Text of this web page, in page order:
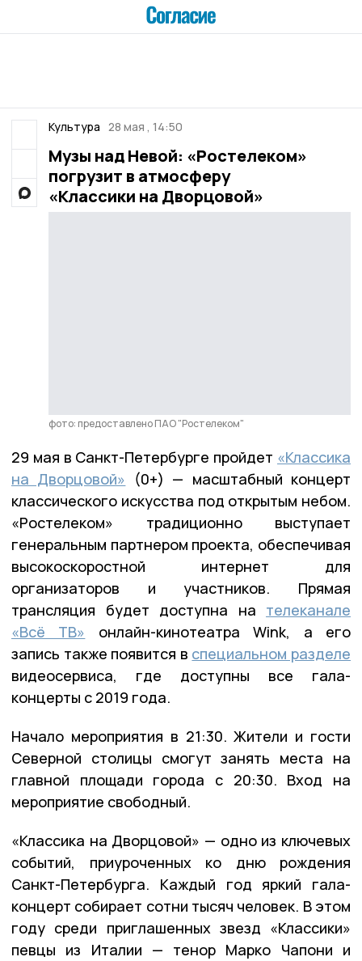
Культура 28 мая , 14:50
Музы над Невой: «Ростелеком»
погрузит в атмосферу
«Классики на Дворцовой»
фото: предоставлено ПАО "Ростелеком"
29 мая в Санкт-Петербурге пройдет «Классика
на Дворцовой» (0+) — масштабный концерт
классического искусства под открытым небом.
«Ростелеком» традиционно выступает
генеральным партнером проекта, обеспечивая
высокоскоростной интернет для
организаторов и участников. Прямая
трансляция будет доступна на телеканале
«Всё ТВ» онлайн-кинотеатра Wink, а его
запись также появится в специальном разделе
видеосервиса, где доступны все гала-
концерты с 2019 года.
Начало мероприятия в 21:30. Жители и гости
Северной столицы смогут занять места на
главной площади города с 20:30. Вход на
мероприятие свободный.
«Классика на Дворцовой» — одно из ключевых
событий, приуроченных ко дню рождения
Санкт-Петербурга. Каждый год яркий гала-
концерт собирает сотни тысяч человек. В этом
году среди приглашенных звезд «Классики»
певцы из Италии — тенор Марко Чапони и